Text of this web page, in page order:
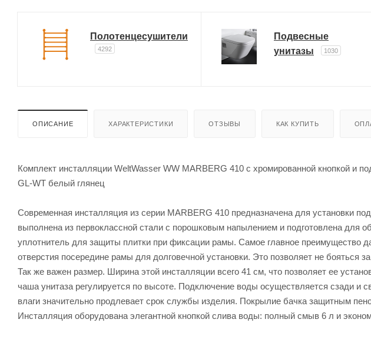
Полотенцесушители
4292
Подвесные
унитазы
1030
ОПИСАНИЕ ХАРАКТЕРИСТИКИ ОТЗЫВЫ КАК КУПИТЬ
Комплект инсталляции WeltWasser WW MARBERG 410 с хромированной кнопкой и
GL-WT белый глянец
Современная инсталляция из серии MARBERG 410 предназначена для установки
выполнена из первоклассной стали с порошковым напылением и подготовлена для
уплотнитель для защиты плитки при фиксации рамы. Самое главное преимущество
отверстия посередине рамы для долговечной установки. Это позволяет не бояться за
Так же важен размер. Ширина этой инсталляции всего 41 см, что позволяет ее
чаша унитаза регулируется по высоте. Подключение воды осуществляется сзади и
влаги значительно продлевает срок службы изделия. Покрылие бачка защитным
Инсталляция оборудована элегантной кнопкой слива воды: полный смыв 6 л и